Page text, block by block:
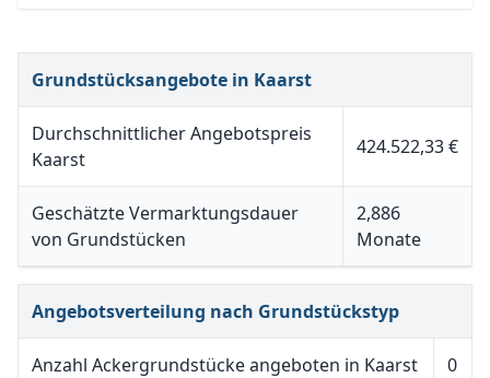
Grundstücksangebote in Kaarst
Durchschnittlicher Angebotspreis
Kaarst
424.522,33 €
Geschätzte Vermarktungsdauer
von Grundstücken
2,886
Monate
Angebotsverteilung nach Grundstückstyp
Anzahl Ackergrundstücke angeboten in Kaarst 0